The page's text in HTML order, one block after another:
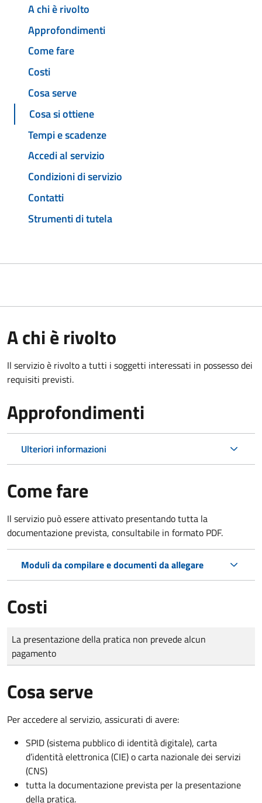
A chi è rivolto
Approfondimenti
Come fare
Costi
Cosa serve
Cosa si ottiene
Tempi e scadenze
Accedi al servizio
Condizioni di servizio
Contatti
Strumenti di tutela
A chi è rivolto
Il servizio è rivolto a tutti i soggetti interessati in possesso dei
requisiti previsti.
Approfondimenti
Ulteriori informazioni
Come fare
Il servizio può essere attivato presentando tutta la
documentazione prevista, consultabile in formato PDF.
Moduli da compilare e documenti da allegare
Costi
Tipo di pagamento
Importo
La presentazione della pratica non prevede alcun
pagamento
Cosa serve
Per accedere al servizio, assicurati di avere:
SPID (sistema pubblico di identità digitale), carta
d’identità elettronica (CIE) o carta nazionale dei servizi
(CNS)
tutta la documentazione prevista per la presentazione
della pratica.